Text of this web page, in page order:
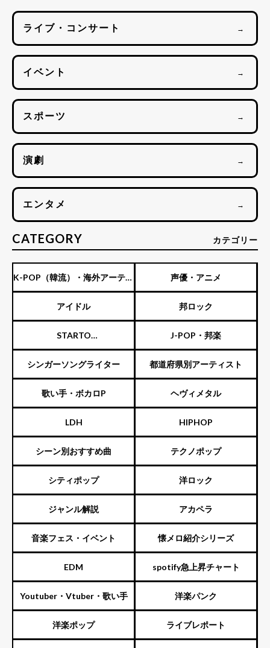
ライブ・コンサート →
イベント →
スポーツ →
演劇 →
エンタメ →
CATEGORY カテゴリー
K-POP（韓流）・海外アーティ
スト
声優・アニメ
アイドル 邦ロック
STARTO
ENTERTAINMENT（旧ジャニ
ーズ）
J-POP・邦楽
シンガーソングライター 都道府県別アーティスト
歌い手・ボカロP ヘヴィメタル
LDH HIPHOP
シーン別おすすめ曲 テクノポップ
シティポップ 洋ロック
ジャンル解説 アカペラ
音楽フェス・イベント 懐メロ紹介シリーズ
EDM spotify急上昇チャート
Youtuber・Vtuber・歌い手 洋楽パンク
洋楽ポップ ライブレポート